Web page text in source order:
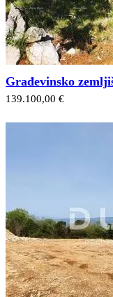
Građevinsko
139.100,00 €